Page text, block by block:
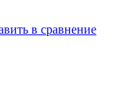
в сравнение